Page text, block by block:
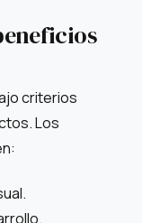
criterios
Los